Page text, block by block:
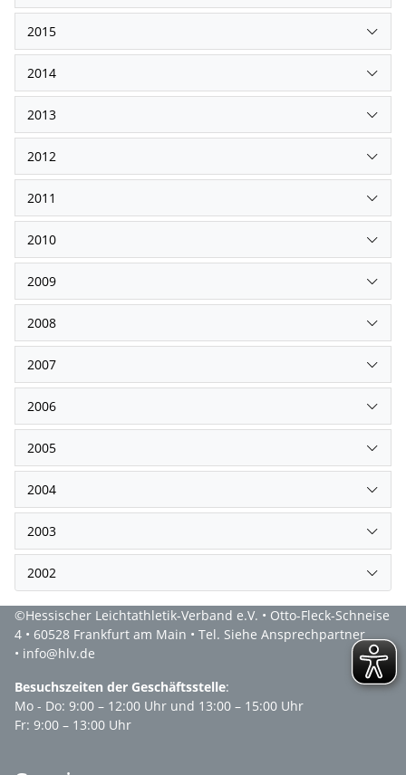
2015
2014
2013
2012
2011
2010
2009
2008
2007
2006
2005
2004
2003
2002
©Hessischer Leichtathletik-Verband e.V. • Otto-Fleck-Schneise
4 • 60528 Frankfurt am Main • Tel. Siehe Ansprechpartner
• info@hlv.de
Besuchszeiten der Geschäftsstelle:
Mo - Do: 9:00 – 12:00 Uhr und 13:00 – 15:00 Uhr
Fr: 9:00 – 13:00 Uhr